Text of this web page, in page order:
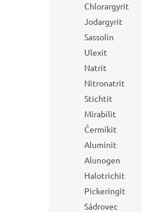
Chlorargyrit
Jodargyrit
Sassolin
Ulexit
Natrit
Nitronatrit
Stichtit
Mirabilit
Čermíkit
Aluminit
Alunogen
Halotrichit
Pickeringit
Sádrovec